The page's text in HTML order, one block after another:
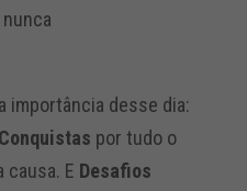
importância desse dia:
Conquistas por tudo o
causa. E Desafios